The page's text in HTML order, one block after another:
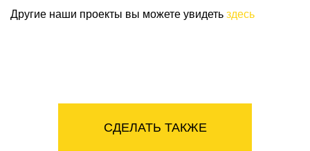
Другие наши проекты вы можете увидеть здесь
СДЕЛАТЬ ТАКЖЕ